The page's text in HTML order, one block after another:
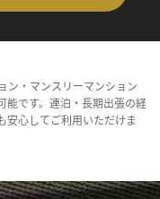
ン・マンスリーマンション
能です。連泊・長期出張の経
安心してご利用いただけま